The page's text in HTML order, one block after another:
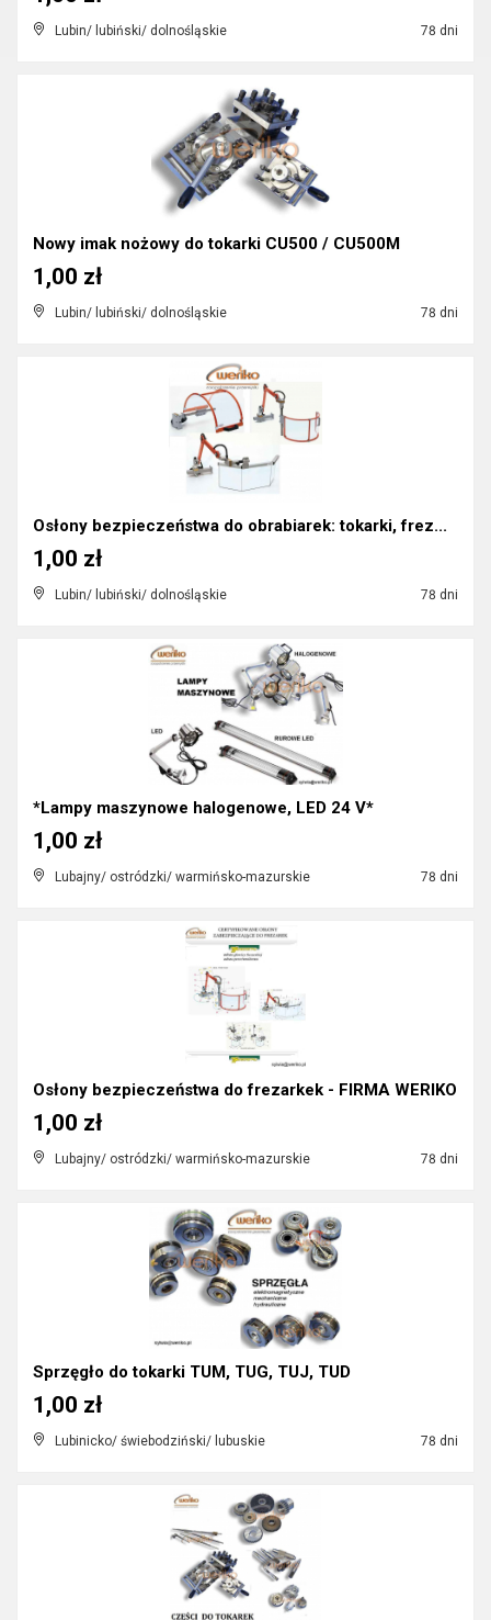
Lubin/ lubiński/ dolnośląskie 78 dni
Nowy imak nożowy do tokarki CU500 / CU500M
Lubin/ lubiński/ dolnośląskie 78 dni
1,00 zł
Osłony bezpieczeństwa do obrabiarek: tokarki, frez...
Lubin/ lubiński/ dolnośląskie 78 dni
1,00 zł
*Lampy maszynowe halogenowe, LED 24 V*
Lubajny/ ostródzki/ warmińsko-mazurskie 78 dni
1,00 zł
Osłony bezpieczeństwa do frezarkek - FIRMA WERIKO
Lubajny/ ostródzki/ warmińsko-mazurskie 78 dni
1,00 zł
Sprzęgło do tokarki TUM, TUG, TUJ, TUD
Lubinicko/ świebodziński/ lubuskie 78 dni
1,00 zł